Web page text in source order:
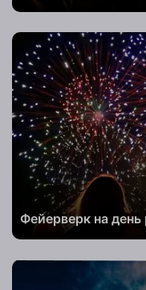
Комментарий
к заказу
Заказать
Телефон
Фейерверк на